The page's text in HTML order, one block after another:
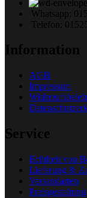
Whatsapp:
Telefon:
Information
AGB
Impressum
Service
Echtheit von
Lieferung &
Versandarten
Preisgestaltung